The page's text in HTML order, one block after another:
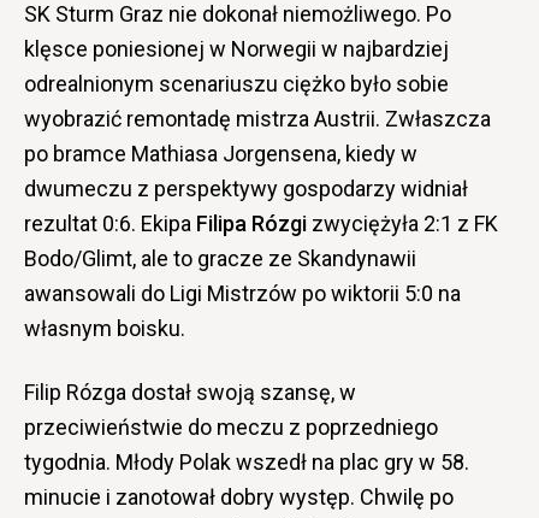
SK Sturm Graz nie dokonał niemożliwego. Po
klęsce poniesionej w Norwegii w najbardziej
odrealnionym scenariuszu ciężko było sobie
wyobrazić remontadę mistrza Austrii. Zwłaszcza
po bramce Mathiasa Jorgensena, kiedy w
dwumeczu z perspektywy gospodarzy widniał
rezultat 0:6. Ekipa Filipa Rózgi zwyciężyła 2:1 z FK
Bodo/Glimt, ale to gracze ze Skandynawii
awansowali do Ligi Mistrzów po wiktorii 5:0 na
własnym boisku.
Filip Rózga dostał swoją szansę, w
przeciwieństwie do meczu z poprzedniego
tygodnia. Młody Polak wszedł na plac gry w 58.
minucie i zanotował dobry występ. Chwilę po